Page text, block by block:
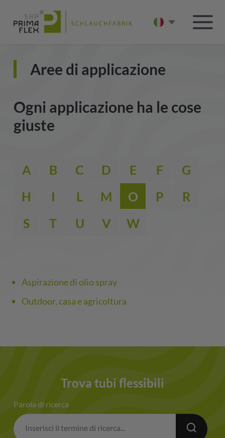
Aree di applicazione
Ogni applicazione ha le cose
giuste
A B C D E F
G
H
I L M O P
R
S
T U V W
Aspirazione di olio spray
Outdoor, casa e agricoltura
Trova tubi flessibili
Parola di ricerca